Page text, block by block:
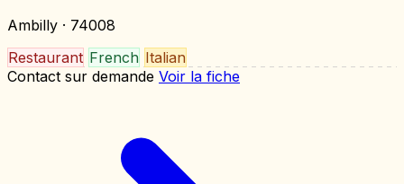
Ambilly · 74008
Restaurant French Italian
Contact sur demande Voir la fiche